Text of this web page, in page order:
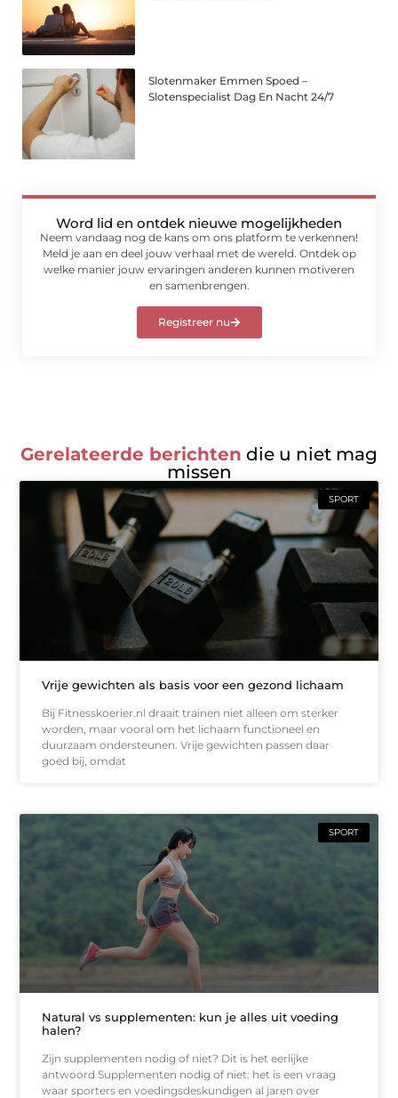
Slotenmaker Emmen Spoed –
Slotenspecialist Dag En Nacht 24/7
Word lid en ontdek nieuwe mogelijkheden
Neem vandaag nog de kans om ons platform te verkennen!
Meld je aan en deel jouw verhaal met de wereld. Ontdek op
welke manier jouw ervaringen anderen kunnen motiveren
en samenbrengen.
Registreer nu
Gerelateerde berichten die u niet mag
missen
SPORT
Vrije gewichten als basis voor een gezond lichaam
Bij Fitnesskoerier.nl draait trainen niet alleen om sterker
worden, maar vooral om het lichaam functioneel en
duurzaam ondersteunen. Vrije gewichten passen daar
goed bij, omdat
SPORT
Natural vs supplementen: kun je alles uit voeding
halen?
Zijn supplementen nodig of niet? Dit is het eerlijke
antwoord Supplementen nodig of niet: het is een vraag
waar sporters en voedingsdeskundigen al jaren over